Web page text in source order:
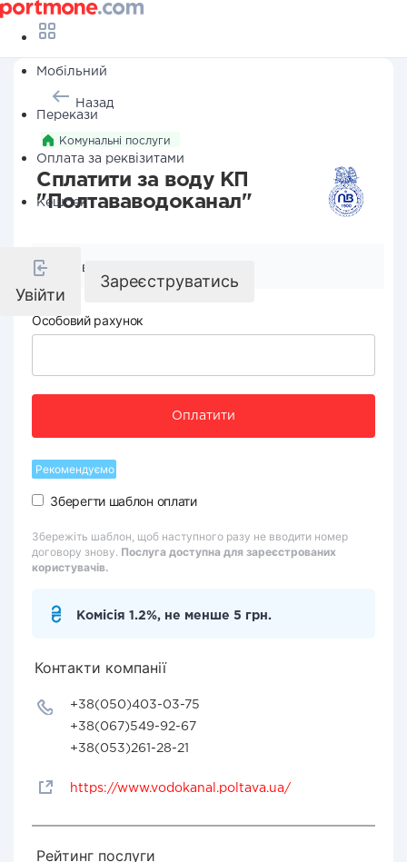
Мобільний
Перекази
Оплата за реквізитами
Кешбек
Увійти
Зареєструватись
Назад
Комунальні послуги
Сплатити за воду КП
"Полтававодоканал"
Реквізити компанії
Особовий рахунок
Оплатити
Рекомендуємо
Зберегти шаблон оплати
Збережіть шаблон, щоб наступного разу не вводити номер
договору знову. Послуга доступна для зареєстрованих
користувачів.
Комісія 1.2%, не менше 5 грн.
Контакти компанії
+38(050)403-03-75
+38(067)549-92-67
+38(053)261-28-21
https://www.vodokanal.poltava.ua/
Рейтинг послуги